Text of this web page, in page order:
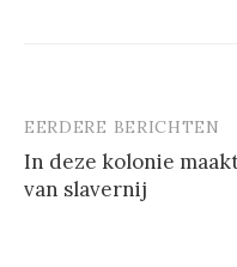
Berichtnavigatie
EERDERE BERICHTEN
In deze kolonie
van slavernij